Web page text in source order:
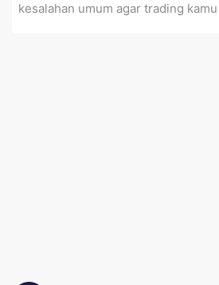
kesalahan umum agar trading